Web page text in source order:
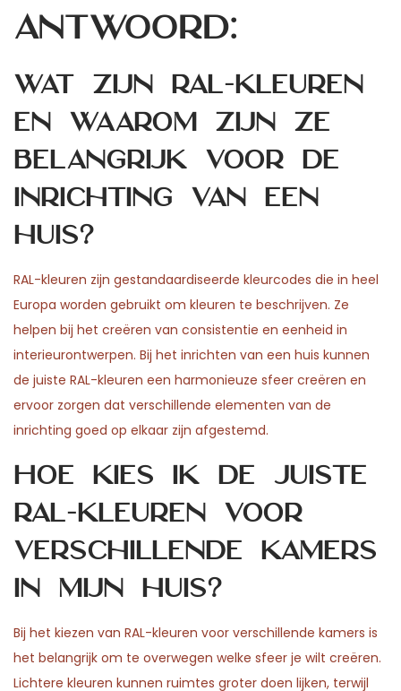
antwoord:
Wat zijn RAL-kleuren
en waarom zijn ze
belangrijk voor de
inrichting van een
huis?
RAL-kleuren zijn gestandaardiseerde kleurcodes die in heel
Europa worden gebruikt om kleuren te beschrijven. Ze
helpen bij het creëren van consistentie en eenheid in
interieurontwerpen. Bij het inrichten van een huis kunnen
de juiste RAL-kleuren een harmonieuze sfeer creëren en
ervoor zorgen dat verschillende elementen van de
inrichting goed op elkaar zijn afgestemd.
Hoe kies ik de juiste
RAL-kleuren voor
verschillende kamers
in mijn huis?
Bij het kiezen van RAL-kleuren voor verschillende kamers is
het belangrijk om te overwegen welke sfeer je wilt creëren.
Lichtere kleuren kunnen ruimtes groter doen lijken, terwijl